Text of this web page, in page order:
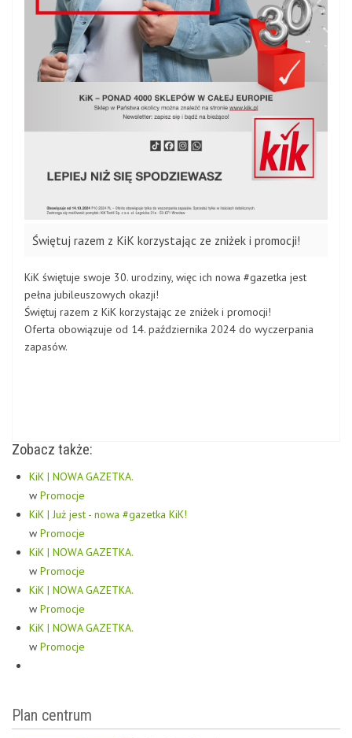
Świętuj razem z KiK korzystając ze zniżek i promocji!
KiK świętuje swoje 30. urodziny, więc ich nowa #gazetka jest
pełna jubileuszowych okazji!
Świętuj razem z KiK korzystając ze zniżek i promocji!
Oferta obowiązuje od 14. października 2024 do wyczerpania
zapasów.
Zobacz także:
KiK | NOWA GAZETKA.
w Promocje
KiK | Już jest - nowa #gazetka KiK!
w Promocje
KiK | NOWA GAZETKA.
w Promocje
KiK | NOWA GAZETKA.
w Promocje
KiK | NOWA GAZETKA.
w Promocje
Plan centrum